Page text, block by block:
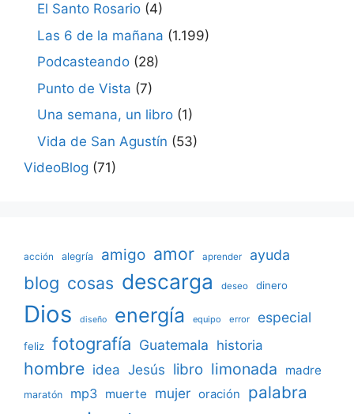
El Santo Rosario (4)
Las 6 de la mañana (1.199)
Podcasteando (28)
Punto de Vista (7)
Una semana, un libro (1)
Vida de San Agustín (53)
VideoBlog (71)
acción alegría amigo amor aprender ayuda
blog cosas descarga deseo dinero
Dios diseño energía equipo error especial
feliz fotografía Guatemala historia
hombre idea Jesús libro limonada madre
maratón mp3 muerte mujer oración palabra